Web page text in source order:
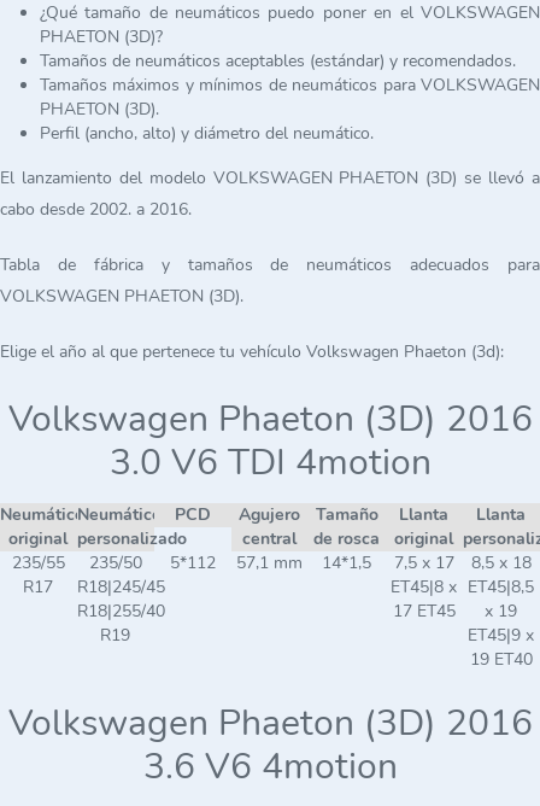
¿Qué tamaño de neumáticos puedo poner en el VOLKSWAGEN
PHAETON (3D)?
Tamaños de neumáticos aceptables (estándar) y recomendados.
Tamaños máximos y mínimos de neumáticos para VOLKSWAGEN
PHAETON (3D).
Perfil (ancho, alto) y diámetro del neumático.
El lanzamiento del modelo VOLKSWAGEN PHAETON (3D) se llevó a
cabo desde 2002. a 2016.
Tabla de fábrica y tamaños de neumáticos adecuados para
VOLKSWAGEN PHAETON (3D).
Elige el año al que pertenece tu vehículo Volkswagen Phaeton (3d):
Volkswagen Phaeton (3D) 2016
3.0 V6 TDI 4motion
Neumático
original
Neumático
personalizado
PCD
Agujero
central
Tamaño
de rosca
Llanta
original
Llanta
235/55
R17
235/50
R18|245/45
R18|255/40
R19
5*112 57,1 mm 14*1,5
7,5 x 17
ET45|8 x
17 ET45
8,5 x 18
ET45|8,5
x 19
ET45|9 x
19 ET40
Volkswagen Phaeton (3D) 2016
3.6 V6 4motion